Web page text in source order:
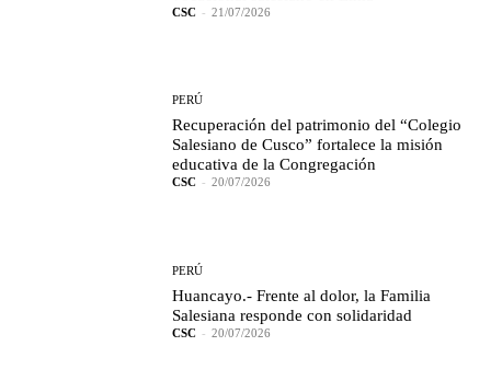
CSC - 21/07/2026
PERÚ
Recuperación del patrimonio del “Colegio
Salesiano de Cusco” fortalece la misión
educativa de la Congregación
CSC - 20/07/2026
PERÚ
Huancayo.- Frente al dolor, la Familia
Salesiana responde con solidaridad
CSC - 20/07/2026